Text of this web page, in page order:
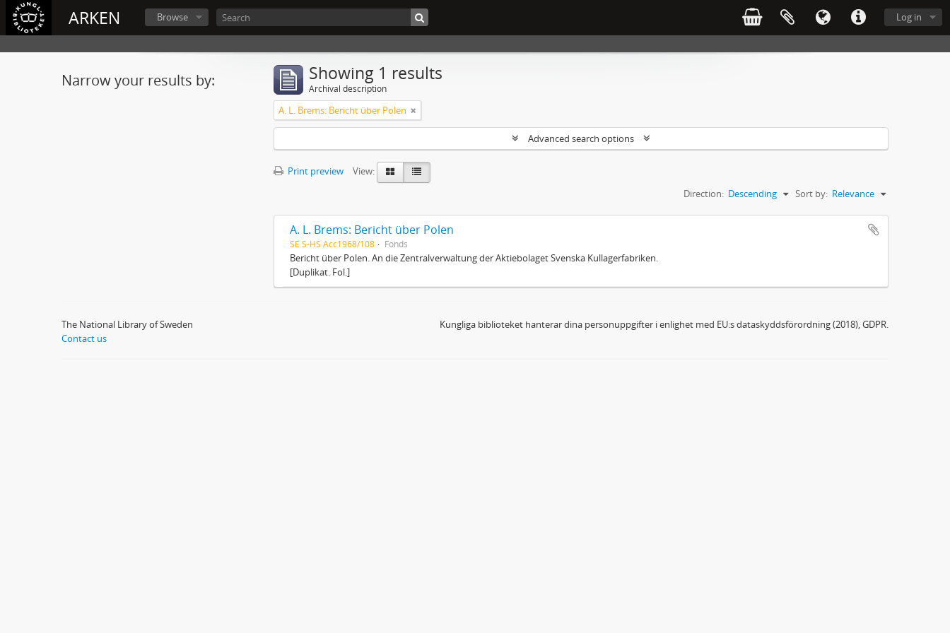
ARKEN Log in
Browse
Narrow your results by: Showing 1 results
Archival description
A. L. Brems: Bericht über Polen
Advanced search options
Print preview
View:
Sort by: Relevance
Direction: Descending
A. L. Brems: Bericht über Polen
SE S-HS Acc1968/108 Fonds
Bericht über Polen. An die Zentralverwaltung der Aktiebolaget Svenska Kullagerfabriken.
[Duplikat. Fol.]
The National Library of Sweden
Contact us
Kungliga biblioteket hanterar dina personuppgifter i enlighet med EU:s dataskyddsförordning (2018), GDPR.